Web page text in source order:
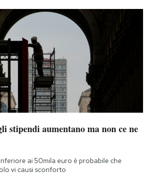
stipendi aumentano ma non ce ne
ai 50mila euro è probabile che
vi causi sconforto